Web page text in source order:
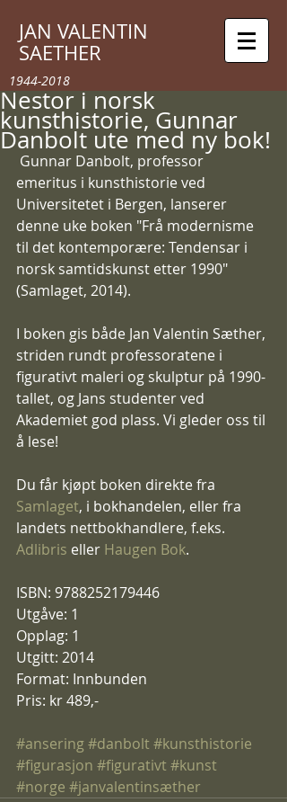
JAN VALENTIN
SAETHER
1944-2018
Nestor i norsk
kunsthistorie, Gunnar
Danbolt ute med ny bok!
emeritus i kunsthistorie ved
Universitetet i Bergen, lanserer
denne uke boken "Frå modernisme
til det kontemporære: Tendensar i
norsk samtidskunst etter 1990"
(Samlaget, 2014).
I boken gis både Jan Valentin Sæther,
striden rundt professoratene i
figurativt maleri og skulptur på 1990-
tallet, og Jans studenter ved
Akademiet god plass. Vi gleder oss til
å lese!
Du får kjøpt boken direkte fra
Samlaget, i bokhandelen, eller fra
landets nettbokhandlere, f.eks.
Adlibris eller Haugen Bok.
ISBN: 9788252179446
Utgåve: 1
Opplag: 1
Utgitt: 2014
Format: Innbunden
Pris: kr 489,-
#ansering#danbolt #kunsthistorie
#figurasjon #figurativt #kunst
#norge #janvalentinsæther